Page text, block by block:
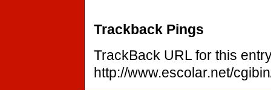
Trackback Pings
TrackBack URL for this
http://www.escolar.net/